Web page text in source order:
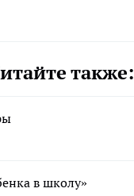
также:
в школу»